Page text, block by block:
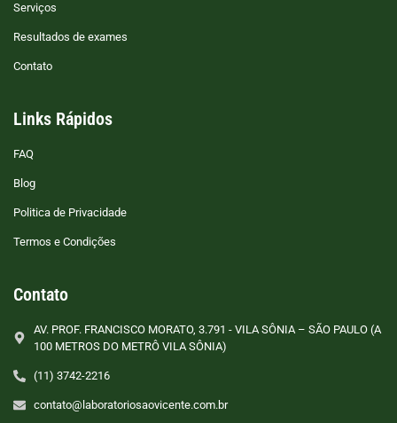
Serviços
Resultados de exames
Contato
Links Rápidos
FAQ
Blog
Politica de Privacidade
Termos e Condições
Contato
AV. PROF. FRANCISCO MORATO, 3.791 - VILA SÔNIA – SÃO PAULO (A
100 METROS DO METRÔ VILA SÔNIA)
(11) 3742-2216
contato@laboratoriosaovicente.com.br